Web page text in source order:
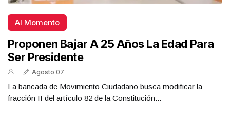
Al Momento
Proponen Bajar A 25 Años La Edad Para
Ser Presidente
Agosto 07
La bancada de Movimiento Ciudadano busca modificar la
fracción II del artículo 82 de la Constitución...